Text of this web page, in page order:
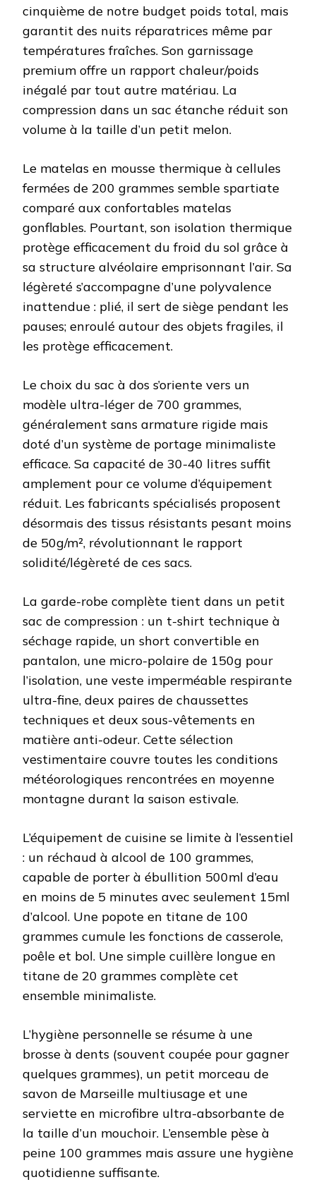
cinquième de notre budget poids total, mais
garantit des nuits réparatrices même par
températures fraîches. Son garnissage
premium offre un rapport chaleur/poids
inégalé par tout autre matériau. La
compression dans un sac étanche réduit son
volume à la taille d’un petit melon.
Le matelas en mousse thermique à cellules
fermées de 200 grammes semble spartiate
comparé aux confortables matelas
gonflables. Pourtant, son isolation thermique
protège efficacement du froid du sol grâce à
sa structure alvéolaire emprisonnant l’air. Sa
légèreté s’accompagne d’une polyvalence
inattendue : plié, il sert de siège pendant les
pauses; enroulé autour des objets fragiles, il
les protège efficacement.
Le choix du sac à dos s’oriente vers un
modèle ultra-léger de 700 grammes,
généralement sans armature rigide mais
doté d’un système de portage minimaliste
efficace. Sa capacité de 30-40 litres suffit
amplement pour ce volume d’équipement
réduit. Les fabricants spécialisés proposent
désormais des tissus résistants pesant moins
de 50g/m², révolutionnant le rapport
solidité/légèreté de ces sacs.
La garde-robe complète tient dans un petit
sac de compression : un t-shirt technique à
séchage rapide, un short convertible en
pantalon, une micro-polaire de 150g pour
l’isolation, une veste imperméable respirante
ultra-fine, deux paires de chaussettes
techniques et deux sous-vêtements en
matière anti-odeur. Cette sélection
vestimentaire couvre toutes les conditions
météorologiques rencontrées en moyenne
montagne durant la saison estivale.
L’équipement de cuisine se limite à l’essentiel
: un réchaud à alcool de 100 grammes,
capable de porter à ébullition 500ml d’eau
en moins de 5 minutes avec seulement 15ml
d’alcool. Une popote en titane de 100
grammes cumule les fonctions de casserole,
poêle et bol. Une simple cuillère longue en
titane de 20 grammes complète cet
ensemble minimaliste.
L’hygiène personnelle se résume à une
brosse à dents (souvent coupée pour gagner
quelques grammes), un petit morceau de
savon de Marseille multiusage et une
serviette en microfibre ultra-absorbante de
la taille d’un mouchoir. L’ensemble pèse à
peine 100 grammes mais assure une hygiène
quotidienne suffisante.